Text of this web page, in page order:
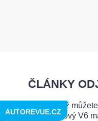
ČLÁNKY
AUTOREVUE.CZ